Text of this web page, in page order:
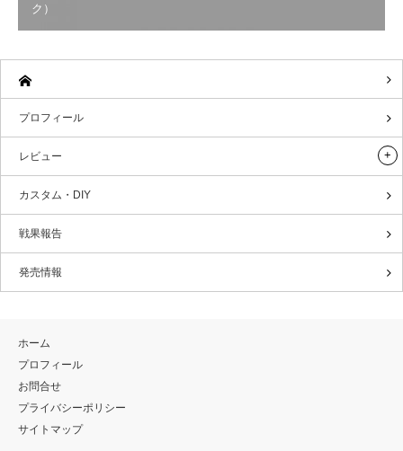
ク）
プロフィール
レビュー
カスタム・DIY
戦果報告
発売情報
ホーム
プロフィール
お問合せ
プライバシーポリシー
サイトマップ